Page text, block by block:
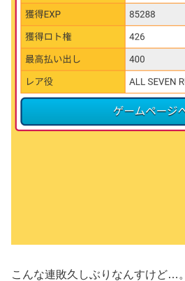
こんな連敗久しぶりなんすけど…。